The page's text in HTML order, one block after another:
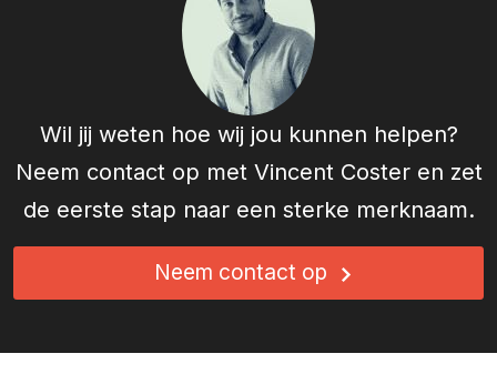
Wil jij weten hoe wij jou kunnen helpen?
Neem contact op met Vincent Coster en zet
de eerste stap naar een sterke merknaam.
Neem contact op